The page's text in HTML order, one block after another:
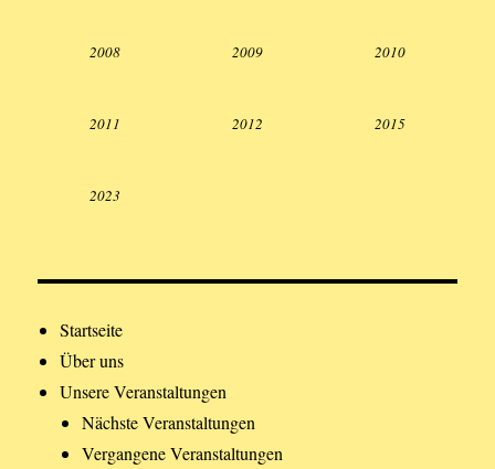
2008 2009 2010
2011 2012 2015
2023
Startseite
Über uns
Unsere Veranstaltungen
Nächste Veranstaltungen
Vergangene Veranstaltungen